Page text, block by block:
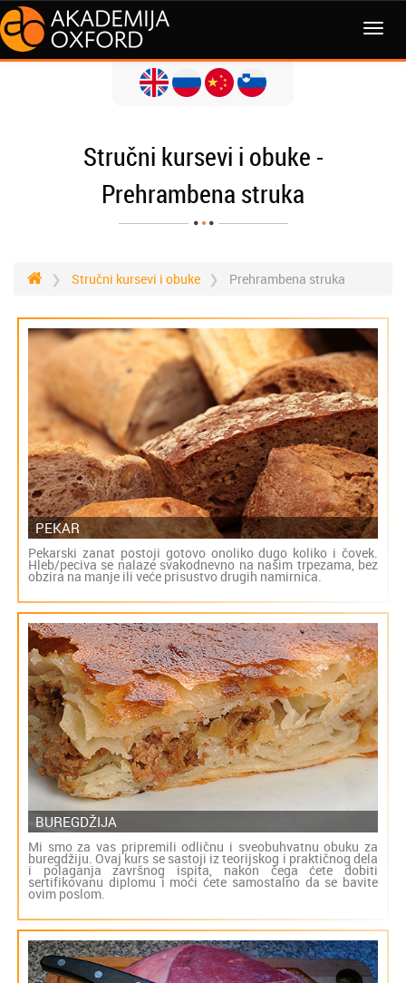
Stručni kursevi i obuke -
Prehrambena struka
Stručni kursevi i obuke Prehrambena struka
PEKAR
Pekarski zanat postoji gotovo onoliko dugo koliko i čovek.
Hleb/peciva se nalaze svakodnevno na našim trpezama, bez
obzira na manje ili veće prisustvo drugih namirnica.
BUREGDŽIJA
Mi smo za vas pripremili odličnu i sveobuhvatnu obuku za
buregdžiju. Ovaj kurs se sastoji iz teorijskog i praktičnog dela
i polaganja završnog ispita, nakon čega ćete dobiti
sertifikovanu diplomu i moći ćete samostalno da se bavite
ovim poslom.